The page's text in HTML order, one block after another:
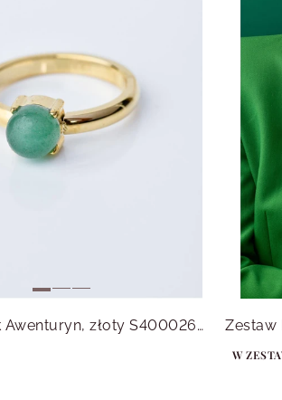
Pierścionek Awenturyn, złoty S400026Z05
W